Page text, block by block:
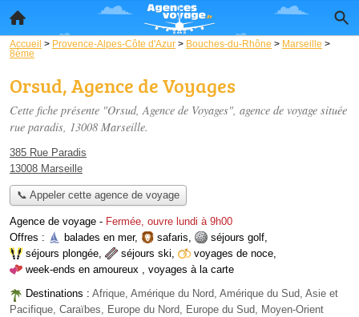
Accueil > Provence-Alpes-Côte d'Azur > Bouches-du-Rhône > Marseille >
8ème
Orsud, Agence de Voyages
Cette fiche présente "Orsud, Agence de Voyages", agence de voyage située
rue paradis, 13008 Marseille.
385 Rue Paradis
13008 Marseille
📞 Appeler cette agence de voyage
Agence de voyage - Fermée, ouvre lundi à 9h00
Offres :
balades en mer, safaris, séjours golf,
séjours plongée, séjours ski, voyages de noce,
week-ends en amoureux , voyages à la carte
Destinations : Afrique, Amérique du Nord, Amérique du Sud, Asie et
Pacifique, Caraïbes, Europe du Nord, Europe du Sud, Moyen-Orient